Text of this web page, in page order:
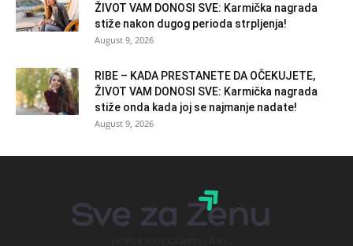
ŽIVOT VAM DONOSI SVE: Karmička nagrada
stiže nakon dugog perioda strpljenja!
August 9, 2026
RIBE – KADA PRESTANETE DA OČEKUJETE,
ŽIVOT VAM DONOSI SVE: Karmička nagrada
stiže onda kada joj se najmanje nadate!
August 9, 2026